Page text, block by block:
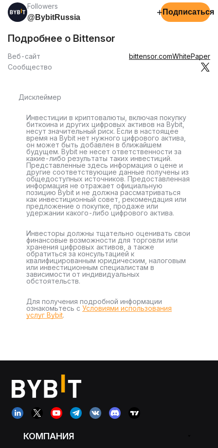
Followers
@BybitRussia
+ Подписаться
Подробнее о Bittensor
Веб-сайт bittensor.comWhitePaper
Сообщество
Дисклеймер
Инвестиции в криптовалюты, включая покупку
биткоина и других цифровых активов на Bybit,
несут значительный риск. Если в настоящее
время на Bybit нет нужного цифрового актива,
он может быть добавлен в ближайшем
будущем. Bybit не несет ответственности за
какие-либо результаты таких инвестиций.
Представленные здесь информация о цене и
другие соответствующие данные получены из
общедоступных источников. Предоставленная
информация не отражает официальную
позицию Bybit и не должна рассматриваться
как инвестиционный совет, рекомендация или
предложение о покупке, продаже или
удержании какого-либо цифрового актива.
Инвесторы должны тщательно оценивать свои
финансовые возможности для торговли или
хранения цифровых активов, а также
обратиться за консультацией к
квалифицированным юридическим, налоговым
или инвестиционным специалистам в
зависимости от индивидуальных
обстоятельств.
Для получения подробной информации
ознакомьтесь с Условиями использования
услуг Bybit.
КОМПАНИЯ